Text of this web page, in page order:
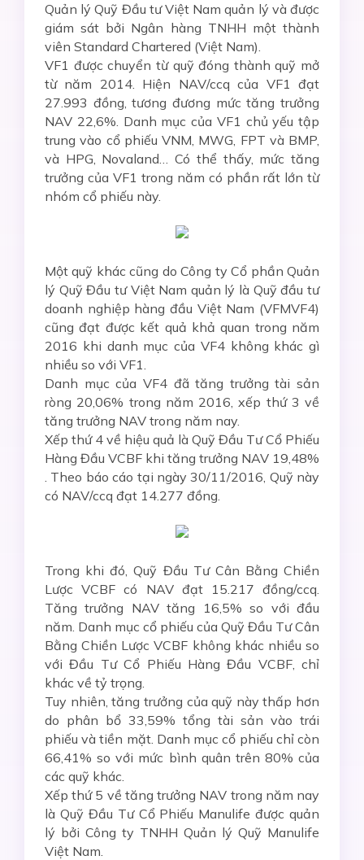
Quản lý Quỹ Đầu tư Việt Nam quản lý và được
giám sát bởi Ngân hàng TNHH một thành
viên Standard Chartered (Việt Nam).
VF1 được chuyển từ quỹ đóng thành quỹ mở
từ năm 2014. Hiện NAV/ccq của VF1 đạt
27.993 đồng, tương đương mức tăng trưởng
NAV 22,6%. Danh mục của VF1 chủ yếu tập
trung vào cổ phiếu VNM, MWG, FPT và BMP,
và HPG, Novaland… Có thể thấy, mức tăng
trưởng của VF1 trong năm có phần rất lớn từ
nhóm cổ phiếu này.
Một quỹ khác cũng do Công ty Cổ phần Quản
lý Quỹ Đầu tư Việt Nam quản lý là Quỹ đầu tư
doanh nghiệp hàng đầu Việt Nam (VFMVF4)
cũng đạt được kết quả khả quan trong năm
2016 khi danh mục của VF4 không khác gì
nhiều so với VF1.
Danh mục của VF4 đã tăng trưởng tài sản
ròng 20,06% trong năm 2016, xếp thứ 3 về
tăng trưởng NAV trong năm nay.
Xếp thứ 4 về hiệu quả là Quỹ Đầu Tư Cổ Phiếu
Hàng Đầu VCBF khi tăng trưởng NAV 19,48%
. Theo báo cáo tại ngày 30/11/2016, Quỹ này
có NAV/ccq đạt 14.277 đồng.
Trong khi đó, Quỹ Đầu Tư Cân Bằng Chiền
Lược VCBF có NAV đạt 15.217 đồng/ccq.
Tăng trưởng NAV tăng 16,5% so với đầu
năm. Danh mục cổ phiếu của Quỹ Đầu Tư Cân
Bằng Chiền Lược VCBF không khác nhiều so
với Đầu Tư Cổ Phiếu Hàng Đầu VCBF, chỉ
khác về tỷ trọng.
Tuy nhiên, tăng trưởng của quỹ này thấp hơn
do phân bổ 33,59% tổng tài sản vào trái
phiếu và tiền mặt. Danh mục cổ phiếu chỉ còn
66,41% so với mức bình quân trên 80% của
các quỹ khác.
Xếp thứ 5 về tăng trưởng NAV trong năm nay
là Quỹ Đầu Tư Cổ Phiếu Manulife được quản
lý bởi Công ty TNHH Quản lý Quỹ Manulife
Việt Nam.